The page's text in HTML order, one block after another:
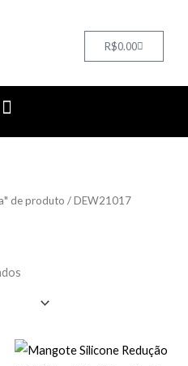
R$0.00Cart
de produto / DEW21017